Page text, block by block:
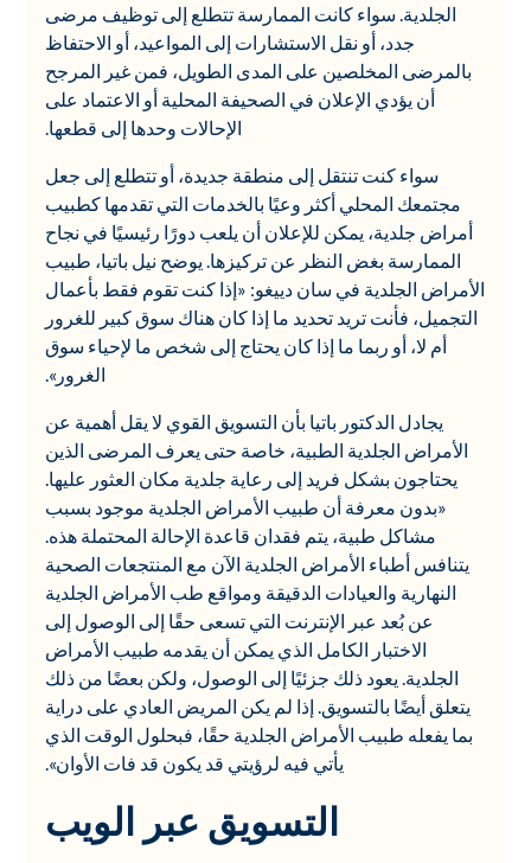
الجلدية. سواء كانت الممارسة تتطلع إلى توظيف مرضى
جدد، أو نقل الاستشارات إلى المواعيد، أو الاحتفاظ
بالمرضى المخلصين على المدى الطويل، فمن غير المرجح
أن يؤدي الإعلان في الصحيفة المحلية أو الاعتماد على
الإحالات وحدها إلى قطعها.
سواء كنت تنتقل إلى منطقة جديدة، أو تتطلع إلى جعل
مجتمعك المحلي أكثر وعيًا بالخدمات التي تقدمها كطبيب
أمراض جلدية، يمكن للإعلان أن يلعب دورًا رئيسيًا في نجاح
الممارسة بغض النظر عن تركيزها. يوضح نيل باتيا، طبيب
الأمراض الجلدية في سان دييغو: «إذا كنت تقوم فقط بأعمال
التجميل، فأنت تريد تحديد ما إذا كان هناك سوق كبير للغرور
أم لا، أو ربما ما إذا كان يحتاج إلى شخص ما لإحياء سوق
الغرور».
يجادل الدكتور باتيا بأن التسويق القوي لا يقل أهمية عن
الأمراض الجلدية الطبية، خاصة حتى يعرف المرضى الذين
يحتاجون بشكل فريد إلى رعاية جلدية مكان العثور عليها.
«بدون معرفة أن طبيب الأمراض الجلدية موجود بسبب
مشاكل طبية، يتم فقدان قاعدة الإحالة المحتملة هذه.
يتنافس أطباء الأمراض الجلدية الآن مع المنتجعات الصحية
النهارية والعيادات الدقيقة ومواقع طب الأمراض الجلدية
عن بُعد عبر الإنترنت التي تسعى حقًا إلى الوصول إلى
الاختبار الكامل الذي يمكن أن يقدمه طبيب الأمراض
الجلدية. يعود ذلك جزئيًا إلى الوصول، ولكن بعضًا من ذلك
يتعلق أيضًا بالتسويق. إذا لم يكن المريض العادي على دراية
بما يفعله طبيب الأمراض الجلدية حقًا، فبحلول الوقت الذي
يأتي فيه لرؤيتي قد يكون قد فات الأوان».
التسويق عبر الويب